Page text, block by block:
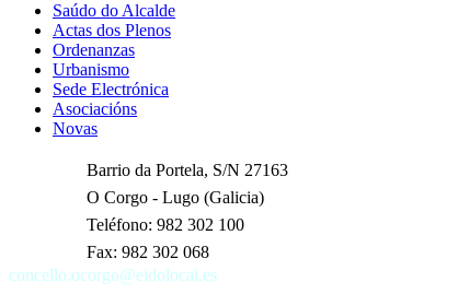
Saúdo do Alcalde
Actas dos Plenos
Ordenanzas
Urbanismo
Sede Electrónica
Asociacións
Novas
Barrio da Portela, S/N 27163
O Corgo - Lugo (Galicia)
Teléfono: 982 302 100
Fax: 982 302 068
concello.ocorgo@eidolocal.es